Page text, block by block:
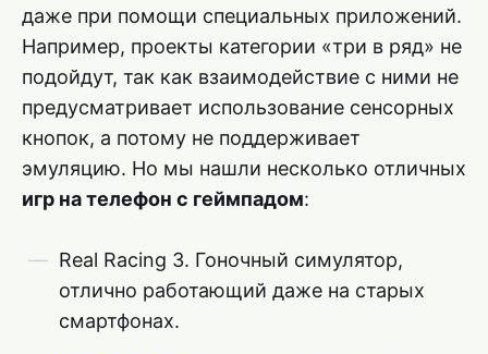
даже при помощи специальных приложений.
Например, проекты категории «три в ряд» не
подойдут, так как взаимодействие с ними не
предусматривает использование сенсорных
кнопок, а потому не поддерживает
эмуляцию. Но мы нашли несколько отличных
игр на телефон с геймпадом:
Real Racing 3. Гоночный симулятор,
отлично работающий даже на старых
смартфонах.